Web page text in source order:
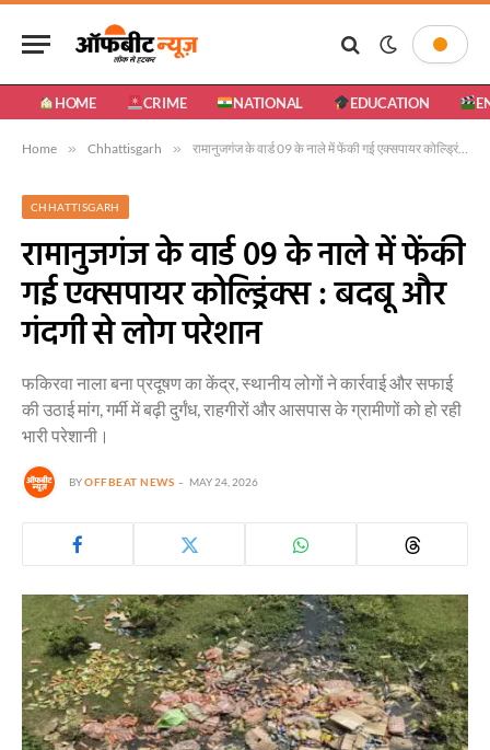
HOME CRIME NATIONAL EDUCATION
Home » Chhattisgarh » रामानुजगंज के वार्ड 09 के नाले में फेंकी गई एक्सपायर कोल्ड्रिंक्स : बदबू और गंदगी से लोग परेशान
CHHATTISGARH
रामानुजगंज के वार्ड 09 के नाले में फेंकी
गई एक्सपायर कोल्ड्रिंक्स : बदबू और
गंदगी से लोग परेशान
फकिरवा नाला बना प्रदूषण का केंद्र, स्थानीय लोगों ने कार्रवाई और सफाई
की उठाई मांग, गर्मी में बढ़ी दुर्गंध, राहगीरों और आसपास के ग्रामीणों को हो रही
भारी परेशानी।
BYOFFBEAT NEWS MAY 24, 2026